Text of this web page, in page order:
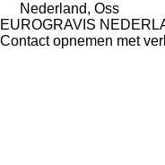
Nederland, Oss
EUROGRAVIS
Contact opnemen met